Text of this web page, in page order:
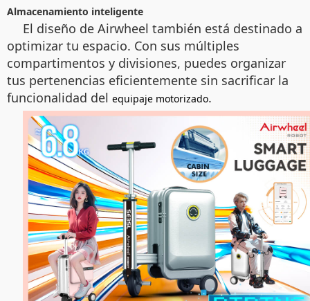
Almacenamiento inteligente
El diseño de Airwheel también está destinado a
optimizar tu espacio. Con sus múltiples
compartimentos y divisiones, puedes organizar
tus pertenencias eficientemente sin sacrificar la
funcionalidad del equipaje motorizado.